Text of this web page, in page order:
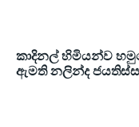
කාදිනල් හිමියන්ව
ඇමති නලින්ද ජයතිස්ස